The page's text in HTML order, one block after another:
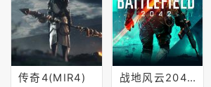
传奇4(MIR4) 战地风云2042(Battlefield 2042)